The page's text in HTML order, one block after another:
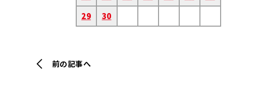
29
30
前の記事へ